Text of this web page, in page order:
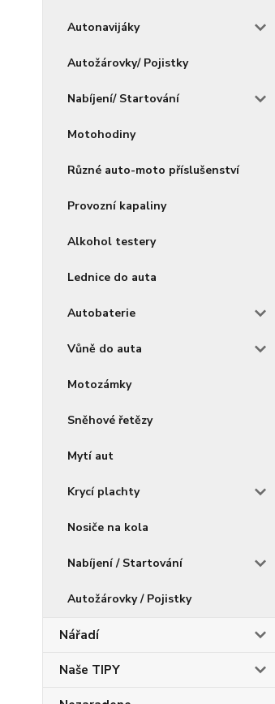
Autonavijáky
Autožárovky/ Pojistky
Nabíjení/ Startování
Motohodiny
Různé auto-moto příslušenství
Provozní kapaliny
Alkohol testery
Lednice do auta
Autobaterie
Vůně do auta
Motozámky
Sněhové řetězy
Mytí aut
Krycí plachty
Nosiče na kola
Nabíjení / Startování
Autožárovky / Pojistky
Nářadí
Naše TIPY